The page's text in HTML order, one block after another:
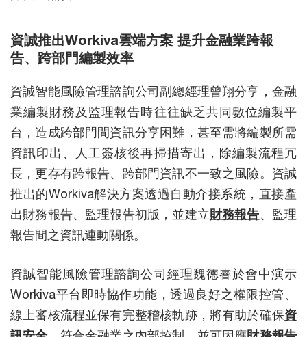
資誠推出Workiva雲端方案 提升金融業跨報
告、跨部門編製效率
資誠智能風險管理諮詢公司副總經理曾翔分享，金融
業編製財務及監理報告時往往缺乏共同數位編製平
台，造成跨部門間資訊分享困難，甚至需將編製所需
資訊印出、人工簽核後再掃描寄出，除編製流程冗
長，更存有跨報告、跨部門資訊不一致之風險。資誠
推出的Workiva解決方案透過自動介接系統，直接產
出財務報告、監理報告初版，並建立財務報告、監理
報告間之資訊連動關係。
資誠智能風險管理諮詢公司經理魏徳睿於會中演示
Workiva平台即時協作功能，透過良好之權限控管、
線上審核流程並保有完整稽核軌跡，將有助於確保資